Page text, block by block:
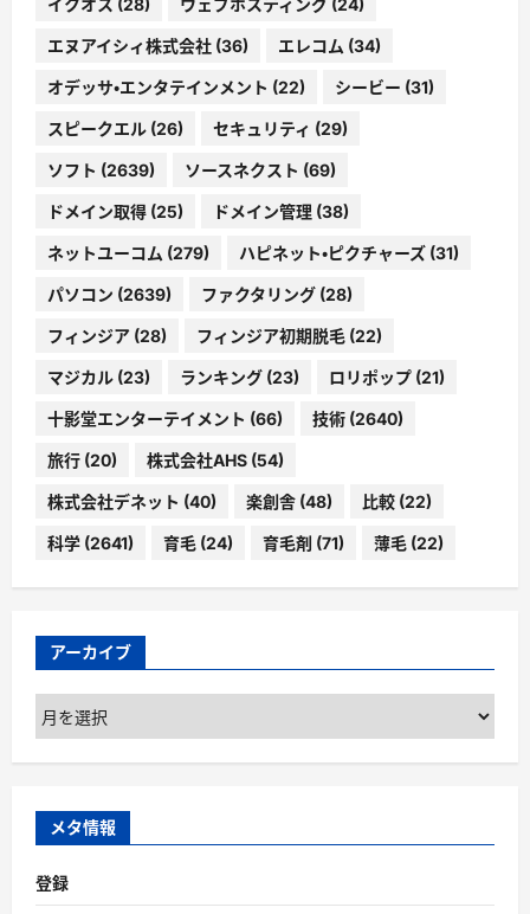
エヌアイシィ株式会社 (36) エレコム (34)
オデッサ・エンタテインメント (22) シービー (31)
スピークエル (26) セキュリティ (29)
ソフト (2639) ソースネクスト (69)
ドメイン取得 (25) ドメイン管理 (38)
ネットユーコム (279) ハピネット・ピクチャーズ (31)
パソコン (2639) ファクタリング (28)
フィンジア (28) フィンジア初期脱毛 (22)
マジカル (23) ランキング (23) ロリポップ (21)
十影堂エンターテイメント (66) 技術 (2640)
旅行 (20) 株式会社AHS (54)
株式会社デネット (40) 楽創舎 (48) 比較 (22)
科学 (2641) 育毛 (24) 育毛剤 (71) 薄毛 (22)
アーカイブ
ア
ー
カ
ブ
メタ情報
登録